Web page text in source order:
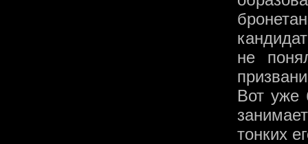
не
Вот уже
тонких